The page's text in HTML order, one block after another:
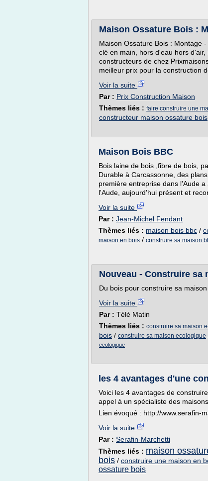
Maison Ossature Bois :
Maison Ossature Bois : Montage
clé en main, hors d'eau hors
constructeurs de chez
meilleur prix pour la construction
Voir la suite
Par : Prix Construction Maison
Thèmes liés : faire construire une
constructeur maison ossature bois
Maison Bois BBC
Bois laine de bois ,fibre de bois,
Durable à Carcassonne, des
première entreprise dans l'Aude
l'Aude, aujourd'hui présent et
Voir la suite
Par : Jean-Michel Fendant
Thèmes liés : maison bois bbc /
maison en bois / construire sa maison
Nouveau - Construire sa
Du bois pour construire sa
Voir la suite
Par : Télé Matin
Thèmes liés : construire sa maison
bois / construire sa maison ecologique
ecologique
les 4 avantages d'une
Voici les 4 avantages de
appel à un spécialiste des
Lien évoqué : http://www.serafin-
Voir la suite
Par : Serafin-Marchetti
Thèmes liés : maison
bois / construire une maison en
ossature bois